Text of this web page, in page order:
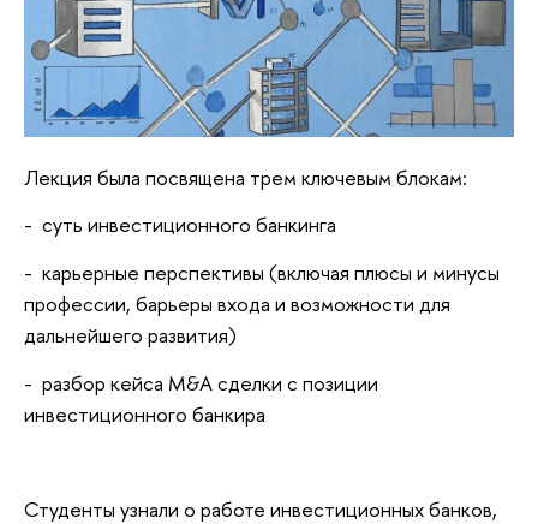
Лекция была посвящена трем ключевым блокам:
- суть инвестиционного банкинга
- карьерные перспективы (включая плюсы и минусы
профессии, барьеры входа и возможности для
дальнейшего развития)
- разбор кейса M&A сделки с позиции
инвестиционного банкира
Студенты узнали о работе инвестиционных банков,